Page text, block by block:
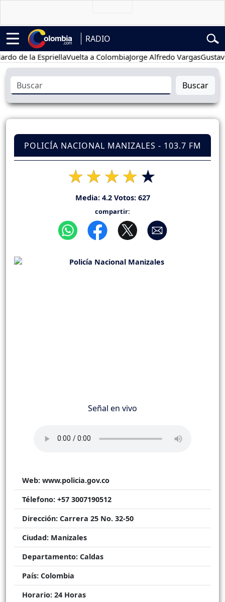
RADIO
la EspriellaVuelta a ColombiaJorge Alfredo VargasGustavo
Buscar
POLICÍA NACIONAL MANIZALES - 103.7 FM
Media: 4.2Votos: 627
compartir:
Señal en vivo
Web: www.policia.gov.co
Télefono: +57 3007190512
Dirección: Carrera 25 No. 32-50
Ciudad: Manizales
Departamento: Caldas
País: Colombia
Horario: 24 Horas